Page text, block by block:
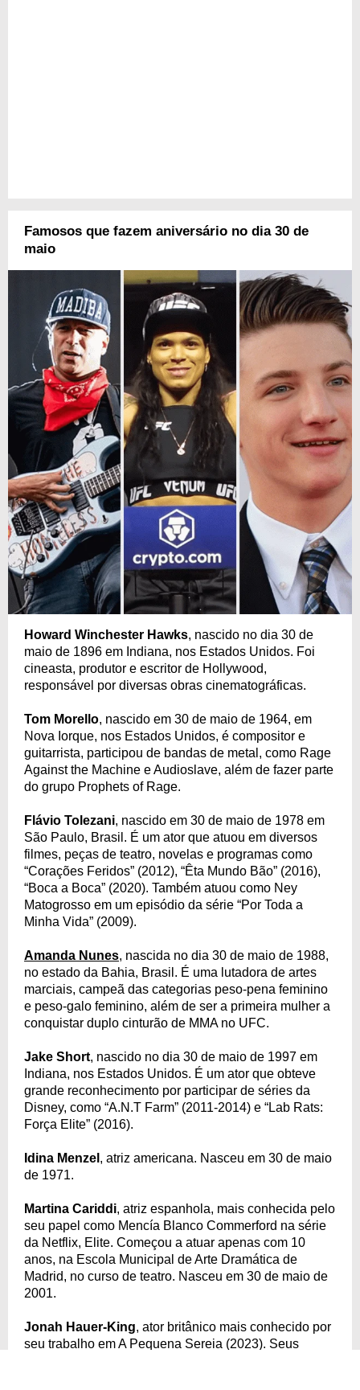
Famosos que fazem aniversário no dia 30 de
maio
Howard Winchester Hawks, nascido no dia 30 de
maio de 1896 em Indiana, nos Estados Unidos. Foi
cineasta, produtor e escritor de Hollywood,
responsável por diversas obras cinematográficas.
Tom Morello, nascido em 30 de maio de 1964, em
Nova Iorque, nos Estados Unidos, é compositor e
guitarrista, participou de bandas de metal, como Rage
Against the Machine e Audioslave, além de fazer parte
do grupo Prophets of Rage.
Flávio Tolezani, nascido em 30 de maio de 1978 em
São Paulo, Brasil. É um ator que atuou em diversos
filmes, peças de teatro, novelas e programas como
“Corações Feridos” (2012), “Êta Mundo Bão” (2016),
“Boca a Boca” (2020). Também atuou como Ney
Matogrosso em um episódio da série “Por Toda a
Minha Vida” (2009).
Amanda Nunes, nascida no dia 30 de maio de 1988,
no estado da Bahia, Brasil. É uma lutadora de artes
marciais, campeã das categorias peso-pena feminino
e peso-galo feminino, além de ser a primeira mulher a
conquistar duplo cinturão de MMA no UFC.
Jake Short, nascido no dia 30 de maio de 1997 em
Indiana, nos Estados Unidos. É um ator que obteve
grande reconhecimento por participar de séries da
Disney, como “A.N.T Farm” (2011-2014) e “Lab Rats:
Força Elite” (2016).
Idina Menzel , atriz americana. Nasceu em 30 de maio
de 1971.
Martina Cariddi, atriz espanhola, mais conhecida pelo
seu papel como Mencía Blanco Commerford na série
da Netflix, Elite. Começou a atuar apenas com 10
anos, na Escola Municipal de Arte Dramática de
Madrid, no curso de teatro. Nasceu em 30 de maio de
2001.
Jonah Hauer-King, ator britânico mais conhecido por
seu trabalho em A Pequena Sereia (2023). Seus